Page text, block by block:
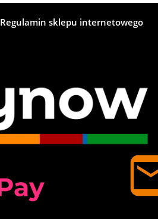
Regulamin sklepu internetowego